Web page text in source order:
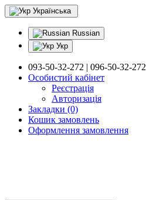
Українська
Russian
Укр
093-50-32-272 | 096-50-32-272
Особистий кабінет
Реєстрація
Авторизація
Закладки (0)
Кошик замовлень
Оформлення замовлення